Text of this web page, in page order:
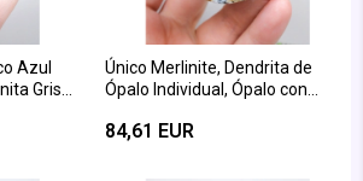
Azul
Gris
Único Merlinite, Dendrita de
Ópalo Individual, Ópalo con
84,61 EUR